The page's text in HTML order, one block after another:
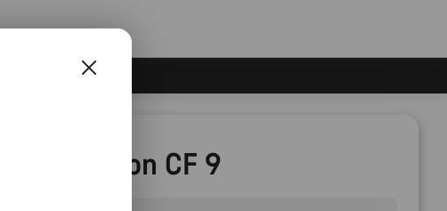
Neuron CF 9